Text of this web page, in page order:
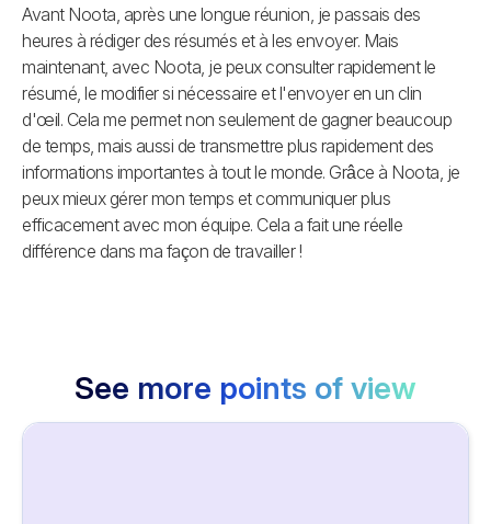
Avant Noota, après une longue réunion, je passais des
heures à rédiger des résumés et à les envoyer. Mais
maintenant, avec Noota, je peux consulter rapidement le
résumé, le modifier si nécessaire et l'envoyer en un clin
d'œil. Cela me permet non seulement de gagner beaucoup
de temps, mais aussi de transmettre plus rapidement des
informations importantes à tout le monde. Grâce à Noota, je
peux mieux gérer mon temps et communiquer plus
efficacement avec mon équipe. Cela a fait une réelle
différence dans ma façon de travailler !
See more points of view